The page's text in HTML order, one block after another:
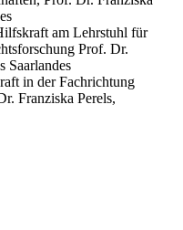
am Lehrstuhl für
Prof. Dr.
Saarlandes
in der Fachrichtung
Franziska Perels,